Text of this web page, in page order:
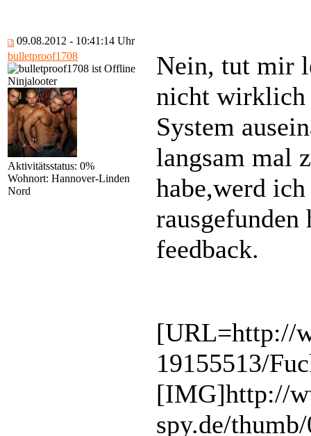
09.08.2012 - 10:41:14 Uhr
bulletproof1708
Ninjalooter
Aktivitätsstatus: 0%
Wohnort: Hannover-Linden
Nord
Nein, tut mir
nicht wirklich
System
langsam mal
habe,werd
rausgefunden
feedback.
[URL=http://
19155513/
[IMG]http://
spy.de/